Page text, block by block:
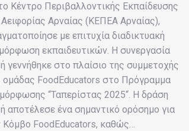
Κέντρο Περιβαλλοντικής Εκπαίδευσης
Αειφορίας Αρναίας (ΚΕΠΕΑ Αρναίας),
με επιτυχία διαδικτυακή
εκπαιδευτικών. Η συνεργασία
γεννήθηκε στο πλαίσιο της συμμετοχής
ομάδας FoodEducators στο Πρόγραμμα
“Ταπερίστας 2025“. Η δράση
αποτέλεσε ένα σημαντικό ορόσημο για
Κόμβο FoodEducators, καθώς…